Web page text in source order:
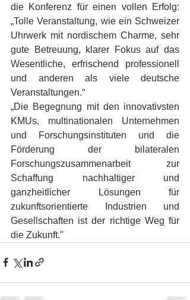
die Konferenz für einen vollen Erfolg:
„Tolle Veranstaltung, wie ein Schweizer
Uhrwerk mit nordischem Charme, sehr
gute Betreuung, klarer Fokus auf das
Wesentliche, erfrischend professionell
und anderen als viele deutsche
Veranstaltungen.“
„Die Begegnung mit den innovativsten
KMUs, multinationalen Unternehmen
und Forschungsinstituten und die
Förderung der bilateralen
Forschungszusammenarbeit zur
Schaffung nachhaltiger und
ganzheitlicher Lösungen für
zukunftsorientierte Industrien und
Gesellschaften ist der richtige Weg für
die Zukunft."